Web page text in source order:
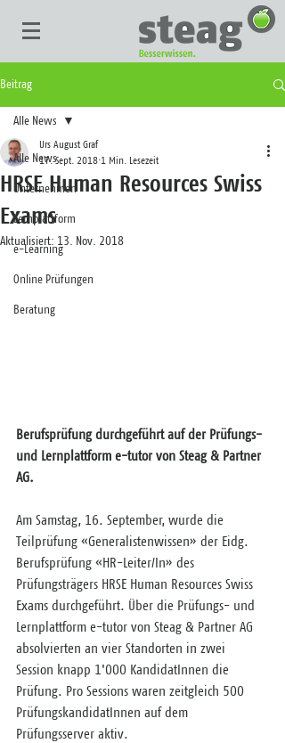
Beitrag
Alle News
Unternehmen
Lernplattform
e-Learning
Online Prüfungen
Beratung
Alle News
HRSE Human Resources Swiss
Exams
Urs August Graf
17. Sept. 2018 1 Min. Lesezeit
Aktualisiert: 13. Nov. 2018
Berufsprüfung durchgeführt auf der Prüfungs-
und Lernplattform e-tutor von Steag & Partner
AG.
Am Samstag, 16. September, wurde die
Teilprüfung «Generalistenwissen» der Eidg.
Berufsprüfung «HR-Leiter/In» des
Prüfungsträgers HRSE Human Resources Swiss
Exams durchgeführt. Über die Prüfungs- und
Lernplattform e-tutor von Steag & Partner AG
absolvierten an vier Standorten in zwei
Session knapp 1'000 KandidatInnen die
Prüfung. Pro Sessions waren zeitgleich 500
PrüfungskandidatInnen auf dem
Prüfungsserver aktiv.